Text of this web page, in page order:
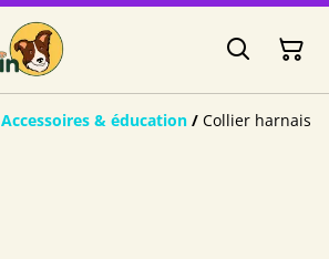
Accessoires & éducation / Collier harnais